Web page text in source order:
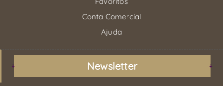
Conta Comercial
Ajuda
Newsletter